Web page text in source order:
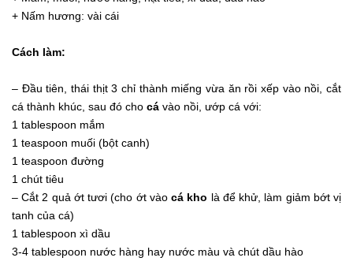
+ Nấm hương: vài cái
Cách làm:
– Đầu tiên, thái thịt 3 chỉ thành miếng vừa ăn rồi xếp vào nồi, cắt
cá thành khúc, sau đó cho cá vào nồi, ướp cá với:
1 tablespoon mắm
1 teaspoon muối (bột canh)
1 teaspoon đường
1 chút tiêu
– Cắt 2 quả ớt tươi (cho ớt vàocá kho là để khử, làm giảm bớt vị
tanh của cá)
1 tablespoon xì dầu
3-4 tablespoon nước hàng hay nước màu và chút dầu hào